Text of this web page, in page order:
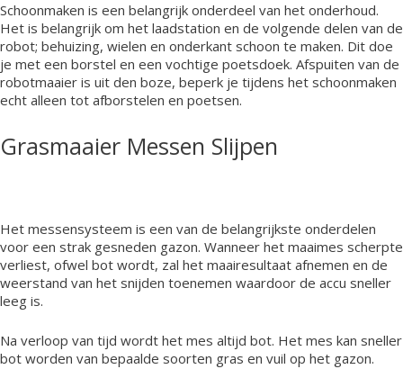
Schoonmaken is een belangrijk onderdeel van het onderhoud.
Het is belangrijk om het laadstation en de volgende delen van de
robot; behuizing, wielen en onderkant schoon te maken. Dit doe
je met een borstel en een vochtige poetsdoek. Afspuiten van de
robotmaaier is uit den boze, beperk je tijdens het schoonmaken
echt alleen tot afborstelen en poetsen.
Grasmaaier Messen Slijpen
Het messensysteem is een van de belangrijkste onderdelen
voor een strak gesneden gazon. Wanneer het maaimes scherpte
verliest, ofwel bot wordt, zal het maairesultaat afnemen en de
weerstand van het snijden toenemen waardoor de accu sneller
leeg is.
Na verloop van tijd wordt het mes altijd bot. Het mes kan sneller
bot worden van bepaalde soorten gras en vuil op het gazon.